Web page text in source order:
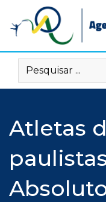
content
Atletas